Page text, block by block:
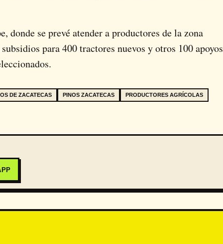
donde se prevé atender a productores de la zona
para 400 tractores nuevos y otros 100 apoyos
DE ZACATECAS PINOS ZACATECAS PRODUCTORES AGRÍCOLAS